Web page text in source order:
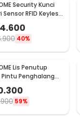
Security Kunci
Sensor RFID Keyless
Door Lock - SCRFID
40%
Lis Penutup
Penghalang
Door Bottom Seal
- EACC25
59%